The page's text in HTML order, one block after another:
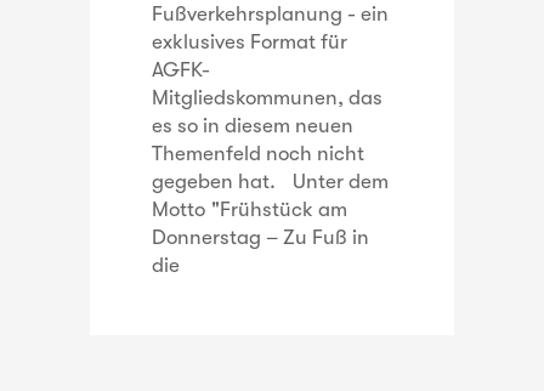
Fußverkehrsplanung - ein
exklusives Format für
AGFK-
Mitgliedskommunen, das
es so in diesem neuen
Themenfeld noch nicht
gegeben hat. Unter dem
Motto "Frühstück am
Donnerstag – Zu Fuß in
die